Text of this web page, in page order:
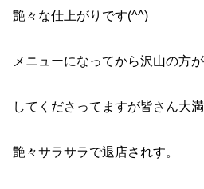
艶々な仕上がりです(^^)
メニューになってから沢山の方が
してくださってますが皆さん大
艶々サラサラで退店されす。